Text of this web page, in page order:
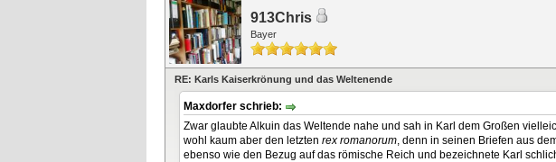
913Chris
Bayer
RE: Karls Kaiserkrönung und das Weltenende
Maxdorfer schrieb:
Zwar glaubte Alkuin das Weltende nahe und sah in Karl dem Großen
wohl kaum aber den letzten rex romanorum, denn in seinen Briefen aus
ebenso wie den Bezug auf das römische Reich und bezeichnete Karl